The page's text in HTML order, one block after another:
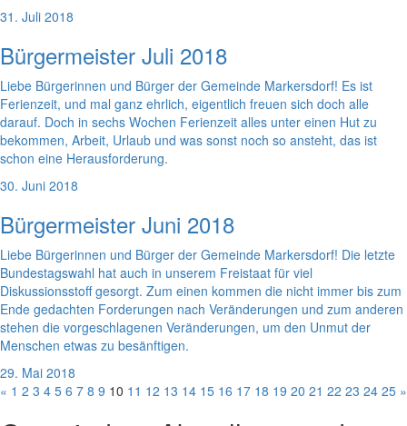
31. Juli 2018
Bürgermeister Juli 2018
Liebe Bürgerinnen und Bürger der Gemeinde Markersdorf! Es ist
Ferienzeit, und mal ganz ehrlich, eigentlich freuen sich doch alle
darauf. Doch in sechs Wochen Ferienzeit alles unter einen Hut zu
bekommen, Arbeit, Urlaub und was sonst noch so ansteht, das ist
schon eine Herausforderung.
30. Juni 2018
Bürgermeister Juni 2018
Liebe Bürgerinnen und Bürger der Gemeinde Markersdorf! Die letzte
Bundestagswahl hat auch in unserem Freistaat für viel
Diskussionsstoff gesorgt. Zum einen kommen die nicht immer bis zum
Ende gedachten Forderungen nach Veränderungen und zum anderen
stehen die vorgeschlagenen Veränderungen, um den Unmut der
Menschen etwas zu besänftigen.
29. Mai 2018
« 1 2 3 4 5 6 7 8 9 10 11 12 13 14 15 16 17 18 19 20 21 22 23 24 25 »